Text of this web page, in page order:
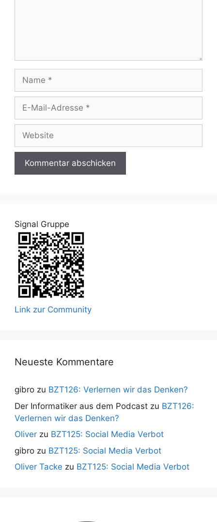
Mail-
Adresse
Signal Gruppe
Link zur Community
Neueste Kommentare
gibro zu BZT126: Verlernen wir das Denken?
Der Informatiker aus dem Podcast zu BZT126:
Verlernen wir das Denken?
Oliver zu BZT125: Social Media Verbot
gibro zu BZT125: Social Media Verbot
Oliver Tacke zu BZT125: Social Media Verbot